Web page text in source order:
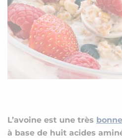
L’avoine est une très
à base de huit acides